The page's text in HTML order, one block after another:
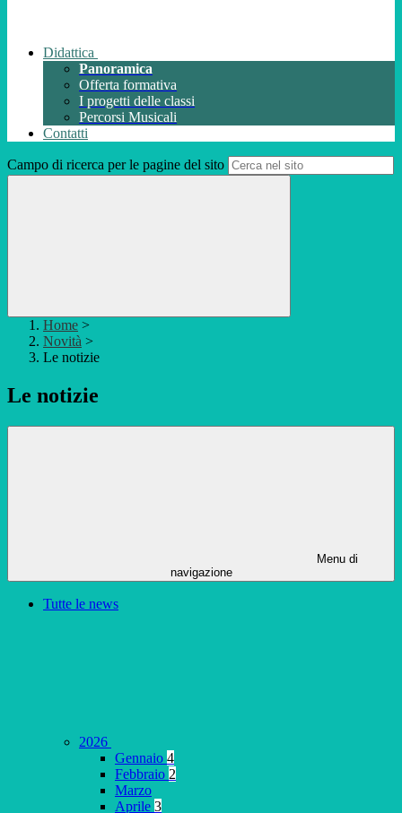
Didattica
Panoramica
Offerta formativa
I progetti delle classi
Percorsi Musicali
Contatti
Campo di ricerca per le pagine del sito
Home >
Novità >
Le notizie
Le notizie
Menu di
navigazione
Tutte le news
2026
Gennaio 4
Febbraio 2
Marzo
Aprile 3